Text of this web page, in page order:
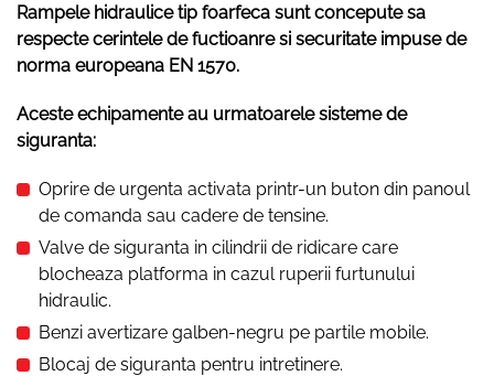
Rampele hidraulice tip foarfeca sunt concepute sa
respecte cerintele de fuctioanre si securitate impuse de
norma europeana EN 1570.
Aceste echipamente au urmatoarele sisteme de
siguranta:
Oprire de urgenta activata printr-un buton din panoul
de comanda sau cadere de tensine.
Valve de siguranta in cilindrii de ridicare care
blocheaza platforma in cazul ruperii furtunului
hidraulic.
Benzi avertizare galben-negru pe partile mobile.
Blocaj de siguranta pentru intretinere.